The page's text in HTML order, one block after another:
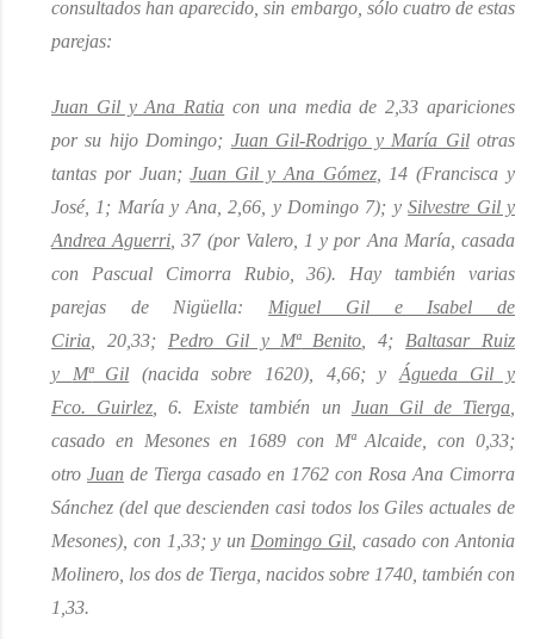
consultados han aparecido, sin embargo, sólo cuatro de estas
parejas:
Juan Gil y Ana Ratia con una media de 2,33 apariciones
porsu hijo Domingo; Juan Gil-Rodrigo y María Gilotras
tantas por Juan;Juan Gil y Ana Gómez, 14 (Francisca y
José, 1; María y Ana, 2,66, y Domingo 7); ySilvestre Gil y
Andrea Aguerri , 37 (por Valero, 1 y por Ana María, casada
con Pascual Cimorra Rubio, 36). Hay también varias
parejas de Nigüella: Miguel Gil e Isabel de
Ciria
20,33; Pedro Gil y MªBenito , 4; Baltasar Ruiz
y MªGil (nacida sobre 1620), 4,66; y Águeda Gil y
Fco. Guirlez , 6. Existetambién un Juan Gil de Tierga
casado en Mesones en 1689 con MªAlcaide, con 0,33;
otro Juan de Tierga casado en 1762 con Rosa Ana Cimorra
Sánchez (del que descienden casi todos los Giles actuales de
Mesones), con 1,33; y un Domingo Gil , casado con Antonia
Molinero, los dos de Tierga , nacidos sobre 1740, también con
1,33.